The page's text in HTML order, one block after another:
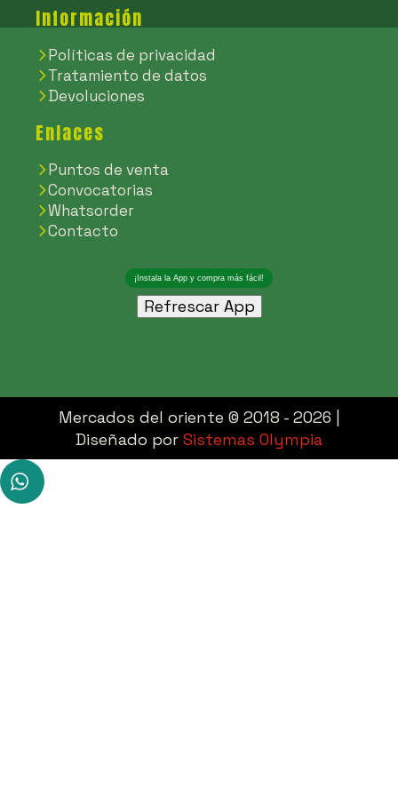
Información
Políticas de privacidad
Tratamiento de datos
Devoluciones
Enlaces
Puntos de venta
Convocatorias
Whatsorder
Contacto
Refrescar App
Mercados del oriente © 2018 - 2026 |
Diseñado por Sistemas Olympia